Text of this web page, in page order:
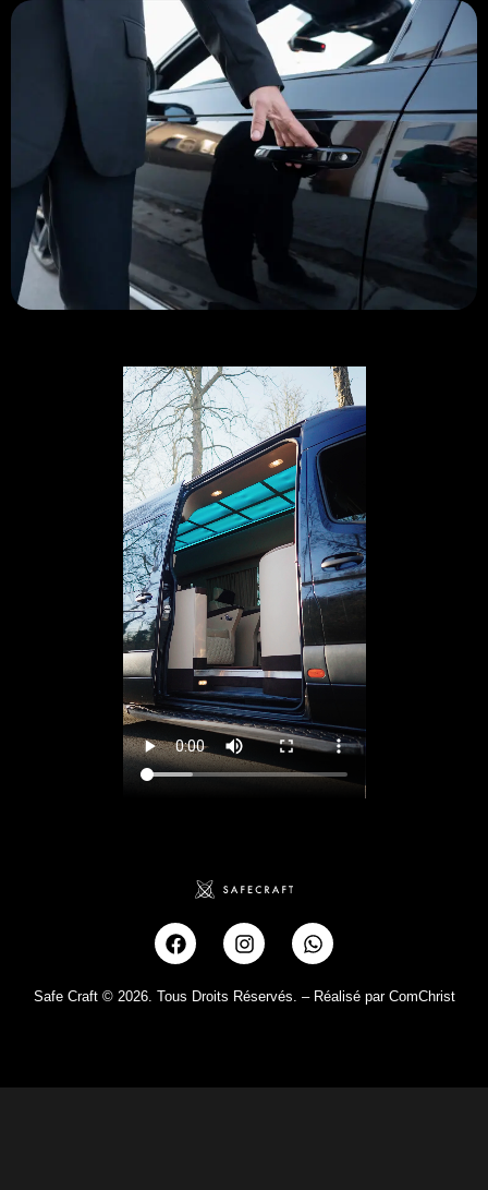
Safe Craft © 2026. Tous Droits Réservés. – Réalisé par ComChrist